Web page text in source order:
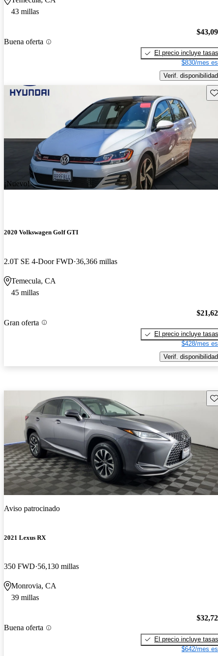
43 millas
Buena oferta
El precio incluye tasas
$830/mes
Verif. disponibilidad
¡Nuevo!
2020 Volkswagen Golf GTI
2.0T SE 4-Door FWD 36,366 millas
Temecula, CA
45 millas
Gran oferta
El precio incluye tasas
$428/mes
Verif. disponibilidad
Aviso patrocinado
2021 Lexus RX
350 FWD 56,130 millas
Monrovia, CA
39 millas
Buena oferta
El precio incluye tasas
$642/mes